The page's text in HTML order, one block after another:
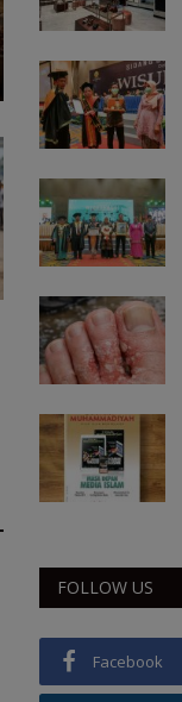
FOLLOW US
Facebook